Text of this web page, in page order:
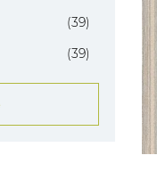
(39)
(39)